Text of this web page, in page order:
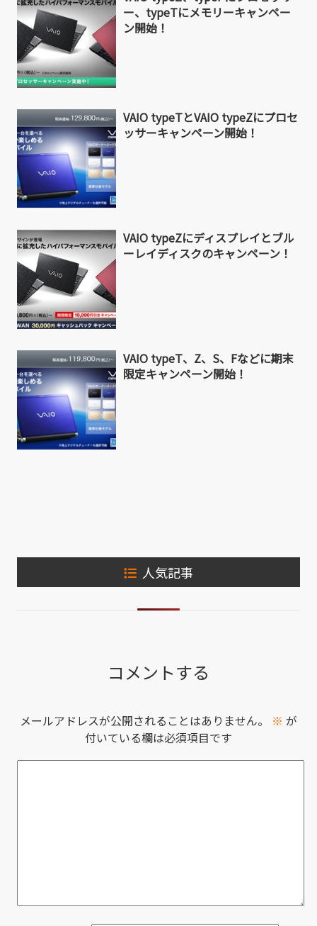
ー、typeTにメモリーキャンペー
ン開始！
VAIO typeTとVAIO typeZにプロセ
ッサーキャンペーン開始！
VAIO typeZにディスプレイとブル
ーレイディスクのキャンペーン！
VAIO typeT、Z、S、Fなどに期末
限定キャンペーン開始！
人気記事
コメントする
メールアドレスが公開されることはありません。 ※ が
付いている欄は必須項目です